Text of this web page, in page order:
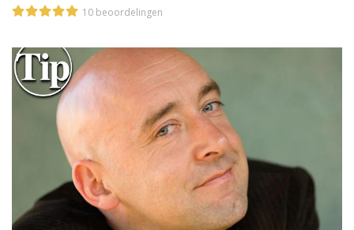
10 beoordelingen